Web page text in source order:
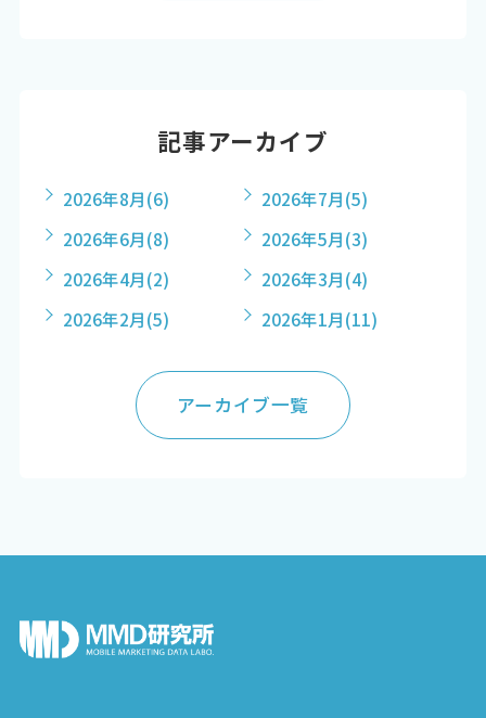
記事アーカイブ
2026年8月(6) 2026年7月(5)
2026年6月(8) 2026年5月(3)
2026年4月(2) 2026年3月(4)
2026年2月(5) 2026年1月(11)
アーカイブ一覧